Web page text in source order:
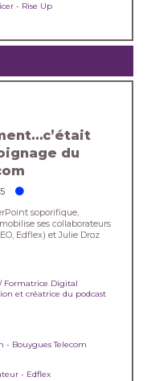
- Rise Up
du
soporifique,
ses collaborateurs
Edflex) et Julie Droz
Formatrice Digital
et créatrice du podcast
- Bouygues Telecom
- Edflex